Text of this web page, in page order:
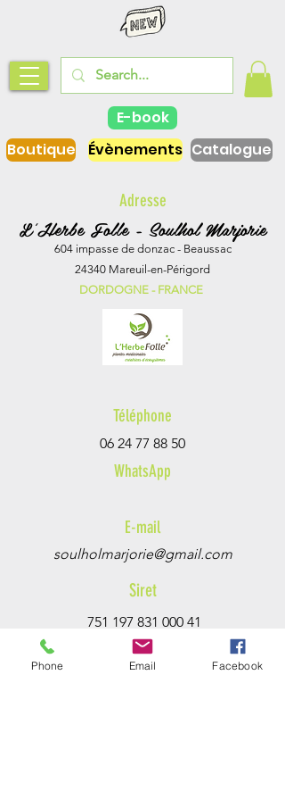
E-book
Boutique
Évènements Catalogue
Adresse
L'Herbe Folle - Soulhol Marjorie
604 impasse de donzac - Beaussac
24340 Mareuil-en-Périgord
DORDOGNE - FRANCE
Téléphone
06 24 77 88 50
WhatsApp
E-mail
soulholmarjorie@gmail.com
Siret
751 197 831 000 41
Phone Email Facebook